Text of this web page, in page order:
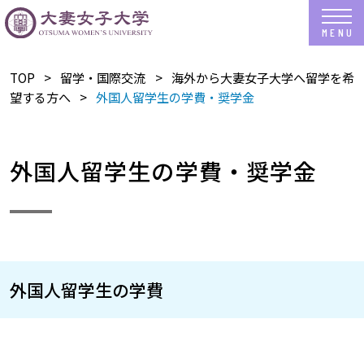
TOP ​留学・国際交流
海外から大妻女子大学へ留学を希
望する方へ
外国人留学生の学費・奨学金
外国人留学生の学費・奨学金
外国人留学生の学費